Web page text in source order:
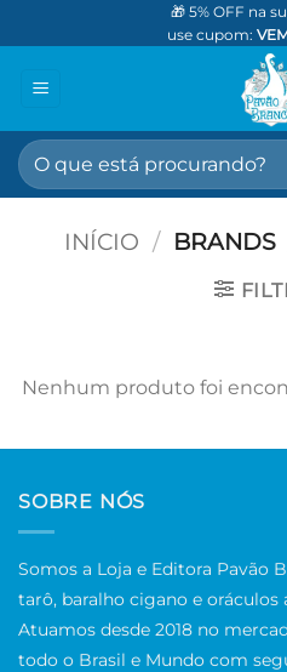
to
🎁 5% OFF na
use cupom:
Pesquisar
por:
INÍCIO / BRANDS
Nenhum produto foi
SOBRE NÓS
Somos a Loja e Editora Pavão
tarô, baralho cigano e
Atuamos desde 2018 no
todo o Brasil e Mundo com